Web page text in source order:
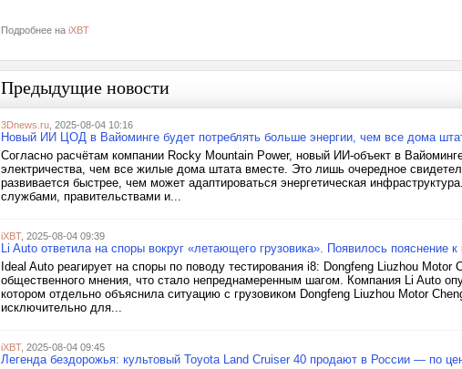
Подробнее на iXBT
Предыдущие новости
3Dnews.ru , 2025-08-04 10:16
Новый ИИ ЦОД в Вайоминге будет потреблять больше энергии, чем все дома
Согласно расчётам компании Rocky Mountain Power, новый ИИ-объект в
электричества, чем все жилые дома штата вместе. Это лишь очередное
развивается быстрее, чем может адаптироваться энергетическая
службами, правительствами и...
iXBT, 2025-08-04 09:39
Li Auto ответила на споры вокруг «летающего грузовика». Появилось пояснение
Ideal Auto реагирует на споры по поводу тестирования i8: Dongfeng Liuzhou Motor
общественного мнения, что стало непреднамеренным шагом. Компания Li Auto
котором отдельно объяснила ситуацию с грузовиком Dongfeng Liuzhou Motor
исключительно для...
iXBT, 2025-08-04 09:45
Легенда бездорожья: культовый Toyota Land Cruiser 40 продают в России — по